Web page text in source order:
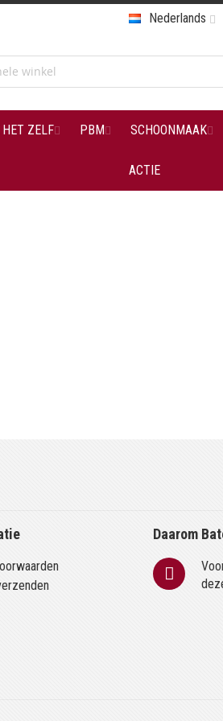
Nederlands
HET ZELF PBM SCHOONMAAK
ACTIE
Daarom